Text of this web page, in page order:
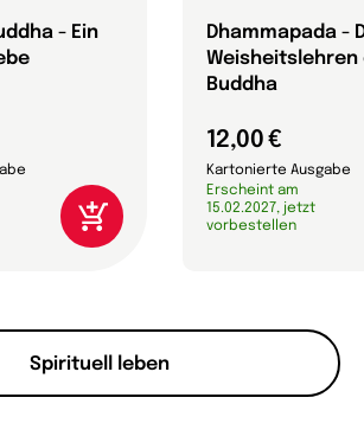
Spirituell leben
- Ein
Dhammapada -
Weisheitslehren
Buddha
12,00 €
Kartonierte Ausgabe
Erscheint am
15.02.2027, jetzt
vorbestellen